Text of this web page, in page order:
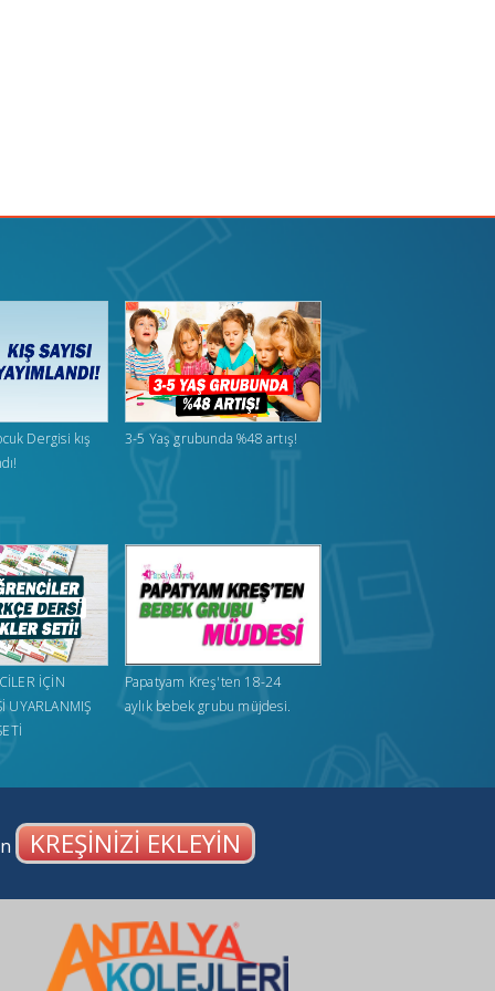
Dergisi kış
3-5 Yaş grubunda %48 artış!
İÇİN
UYARLANMIŞ
Papatyam Kreş'ten 18-24
aylık bebek grubu müjdesi.
KREŞİNİZİ EKLEYİN